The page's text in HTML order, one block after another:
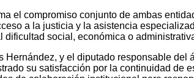
el compromiso conjunto de ambas
a la justicia y la asistencia
social, económica o
Hernández, y el diputado responsable del
su satisfacción por la continuidad de